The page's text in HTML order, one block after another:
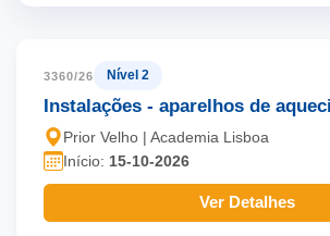
3360/26 Nível 2
Instalações - aparelhos de
Prior Velho | Academia Lisboa
Início: 15-10-2026
Ver Detalhes